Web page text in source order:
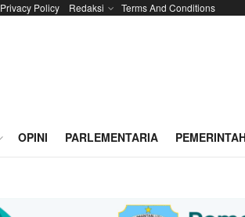
Privacy Policy Redaksi Terms And Conditions
OPINI PARLEMENTARIA